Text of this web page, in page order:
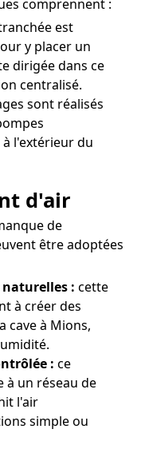
comprennent :
est
y placer un
dirigée dans ce
centralisé.
sont réalisés
l'extérieur du
d'air
de
être adoptées
naturelles : cette
à créer des
cave à Mions,
: ce
à un réseau de
l'air
simple ou